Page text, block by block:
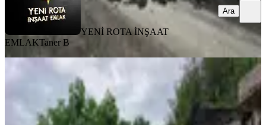
YENİ ROTA İNŞAAT
EMLAKTaner B
Ara
MANZARALI
Yıldırım Emlak'tan Kayabaşı
Kanlıdere Civarı 2 Katlı Müstakil Ev
Dulkadiroğlu, Kayabaşı Mahallesi